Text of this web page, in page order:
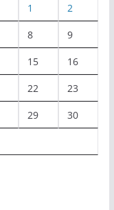
1 2
8 9
15 16
22 23
29 30